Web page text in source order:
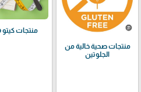
منتجات صحية خالية من
الجلوتين
منتجات كيتو Keto